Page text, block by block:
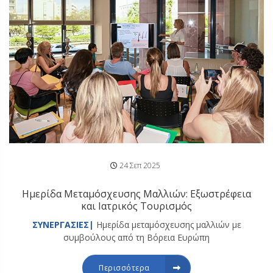
24 Σεπ 2025
Ημερίδα Μεταμόσχευσης Μαλλιών: Εξωστρέφεια
και Ιατρικός Τουρισμός
ΣΥΝΕΡΓΑΣΙΕΣ| Ημερίδα μεταμόσχευσης μαλλιών με
συμβούλους από τη Βόρεια Ευρώπη
Περισσότερα